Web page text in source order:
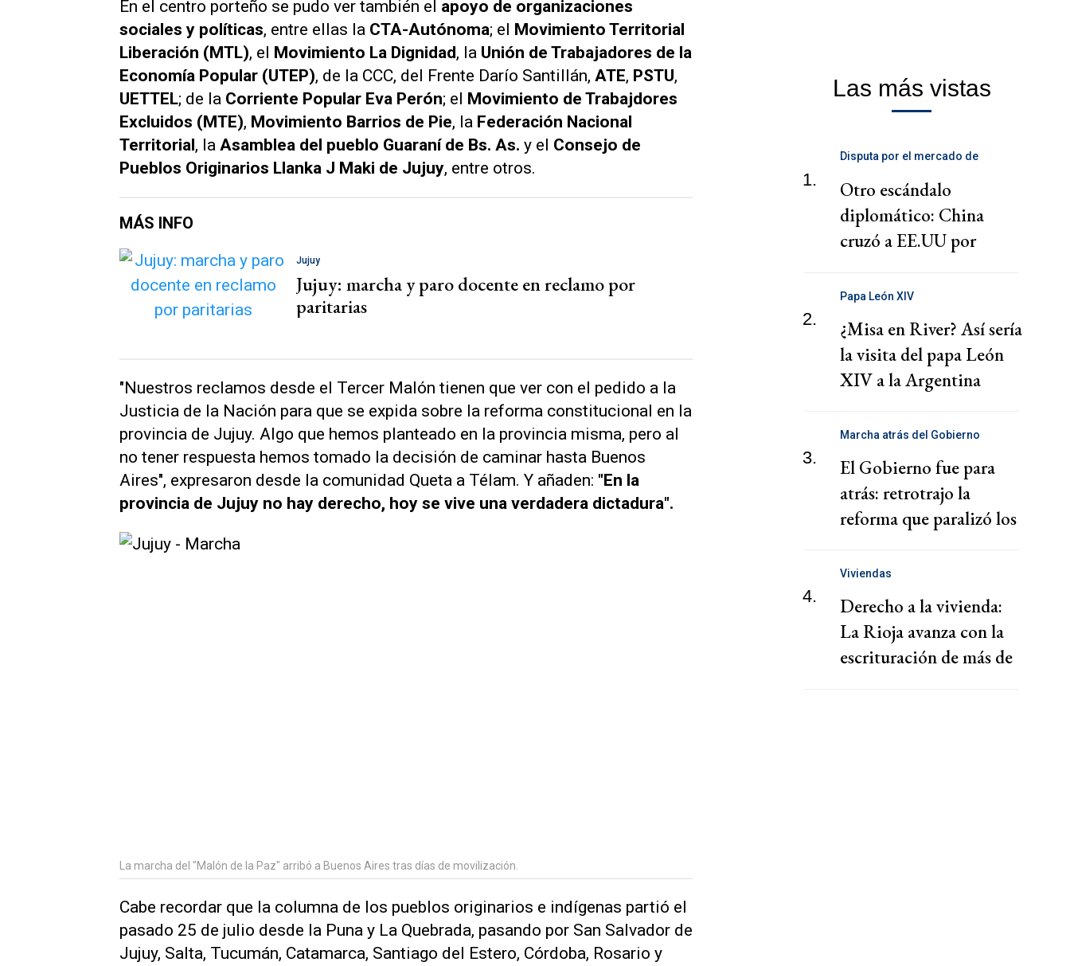
En el centro porteño se pudo ver también el apoyo de organizaciones
sociales y políticas, entre ellas la CTA-Autónoma; el Movimiento Territorial
Liberación (MTL), el Movimiento La Dignidad, la Unión de Trabajadores de la
Economía Popular (UTEP), de la CCC, del Frente Darío Santillán, ATE, PSTU,
UETTEL; de la Corriente Popular Eva Perón; el Movimiento de Trabajdores
Excluidos (MTE), Movimiento Barrios de Pie, la Federación Nacional
Territorial, la Asamblea del pueblo Guaraní de Bs. As. y el Consejo de
Pueblos Originarios Llanka J Maki de Jujuy, entre otros.
MÁS INFO
Jujuy
Jujuy: marcha y paro docente en reclamo por
paritarias
"Nuestros reclamos desde el Tercer Malón tienen que ver con el pedido a la
Justicia de la Nación para que se expida sobre la reforma constitucional en la
provincia de Jujuy. Algo que hemos planteado en la provincia misma, pero al
no tener respuesta hemos tomado la decisión de caminar hasta Buenos
Aires", expresaron desde la comunidad Queta a Télam. Y añaden: "En la
provincia de Jujuy no hay derecho, hoy se vive una verdadera dictadura".
La marcha del "Malón de la Paz" arribó a Buenos Aires tras días de movilización.
Cabe recordar que la columna de los pueblos originarios e indígenas partió el
pasado 25 de julio desde la Puna y La Quebrada, pasando por San Salvador de
Jujuy, Salta, Tucumán, Catamarca, Santiago del Estero, Córdoba, Rosario y
Las más vistas
1.
Disputa por el mercado de
Otro escándalo
diplomático: China
cruzó a EE.UU por
cooperativa Argentina
2.
Papa León XIV
¿Misa en River? Así sería
la visita del papa León
XIV a la Argentina
3.
Marcha atrás del Gobierno
El Gobierno fue para
atrás: retrotrajo la
reforma que paralizó los
4.
Viviendas
Derecho a la vivienda:
La Rioja avanza con la
escrituración de más de